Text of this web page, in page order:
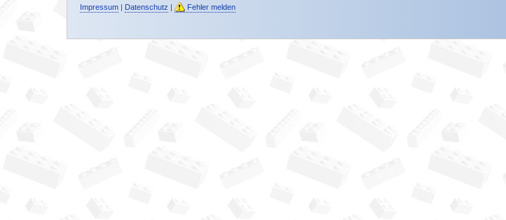
Impressum| Datenschutz Fehler melden